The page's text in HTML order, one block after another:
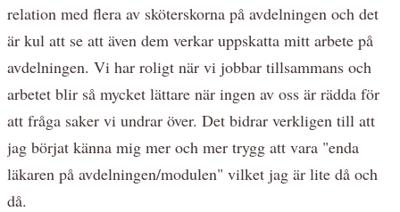
relation med flera av sköterskorna på avdelningen och det
är kul att se att även dem verkar uppskatta mitt arbete på
avdelningen. Vi har roligt när vi jobbar tillsammans och
arbetet blir så mycket lättare när ingen av oss är rädda för
att fråga saker vi undrar över. Det bidrar verkligen till att
jag börjat känna mig mer och mer trygg att vara "enda
läkaren på avdelningen/modulen" vilket jag är lite då och
då.